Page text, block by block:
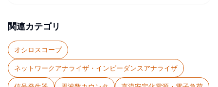
関連カテゴリ
オシロスコープ
ネットワークアナライザ・インピーダンスアナライザ